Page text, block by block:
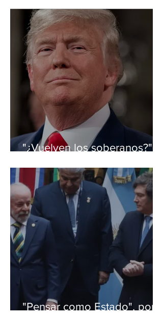
"¿Vuelven los soberanos?",
"Pensar como Estado", por